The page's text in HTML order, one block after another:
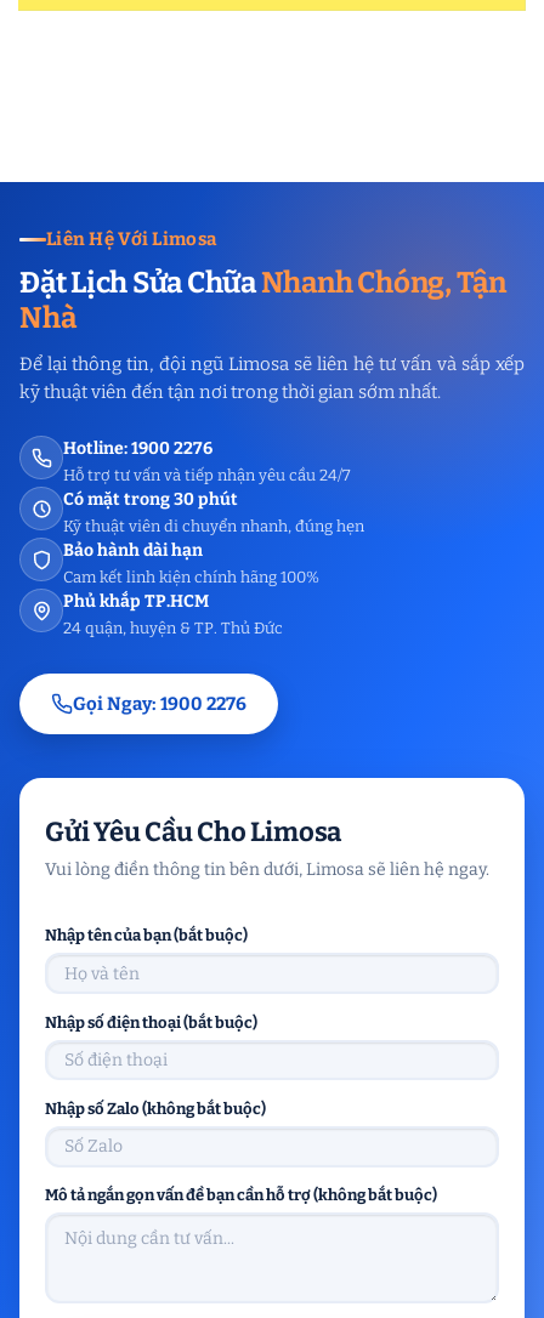
Liên Hệ Với Limosa
Đặt Lịch Sửa ChữaNhanh Chóng, Tận
Nhà
Để lại thông tin, đội ngũ Limosa sẽ liên hệ tư vấn và sắp xếp
kỹ thuật viên đến tận nơi trong thời gian sớm nhất.
Hotline: 1900 2276
Hỗ trợ tư vấn và tiếp nhận yêu cầu 24/7
Có mặt trong 30 phút
Kỹ thuật viên di chuyển nhanh, đúng hẹn
Bảo hành dài hạn
Cam kết linh kiện chính hãng 100%
Phủ khắp TP.HCM
24 quận, huyện & TP. Thủ Đức
Gọi Ngay: 1900 2276
Gửi Yêu Cầu Cho Limosa
Vui lòng điền thông tin bên dưới, Limosa sẽ liên hệ ngay.
Nhập tên của bạn (bắt buộc)
Nhập số điện thoại (bắt buộc)
Nhập số Zalo (không bắt buộc)
Mô tả ngắn gọn vấn đề bạn cần hỗ trợ (không bắt buộc)